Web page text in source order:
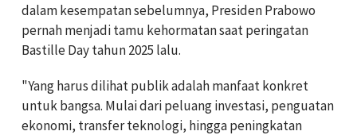
dalam kesempatan sebelumnya, Presiden Prabowo
pernah menjadi tamu kehormatan saat peringatan
Bastille Day tahun 2025 lalu.
"Yang harus dilihat publik adalah manfaat konkret
untuk bangsa. Mulai dari peluang investasi, penguatan
ekonomi, transfer teknologi, hingga peningkatan